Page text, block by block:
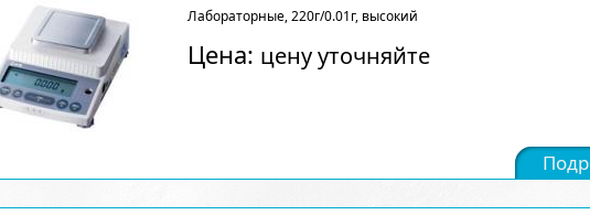
Лабораторные, 220г/0.01г, высокий
Цена: цену уточняйте